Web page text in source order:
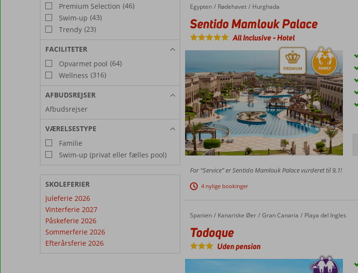
Premium Selection (46)
Swim-up (43)
Trendy (23)
FACILITETER
Opvarmet pool (64)
Wellness (316)
AFBUDSREJSER
Afbudsrejser
VÆRELSESTYPE
Familie
Swim-up (privat eller fælles pool)
SKOLEFERIER
Juleferie 2026
Vinterferie 2027
Påskeferie 2026
Sommerferie 2026
Efterårsferie 2026
Forside
Egypten Rødehavet Hurghada
Sentido Mamlouk Palace
Sentido Mamlouk Palace
All Inclusive-Hotel
For “Service” er Sentido Mamlouk Palace vurderet til 9,1!
4 nylige bookinger
Forside
Spanien Kanariske Øer Gran Canaria Playa del Ingles
Todoque
Todoque
Uden pension